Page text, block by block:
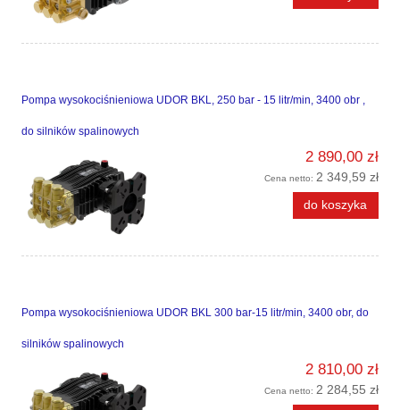
Pompa wysokociśnieniowa UDOR BKL, 250 bar - 15 litr/min, 3400 obr ,
do silników spalinowych
2 890,00 zł
Cena netto: 2 349,59 zł
do koszyka
Pompa wysokociśnieniowa UDOR BKL 300 bar-15 litr/min, 3400 obr, do
silników spalinowych
2 810,00 zł
Cena netto: 2 284,55 zł